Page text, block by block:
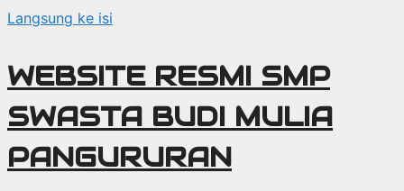
Langsung ke isi
WEBSITE RESMI SMP
SWASTA BUDI MULIA
PANGURURAN